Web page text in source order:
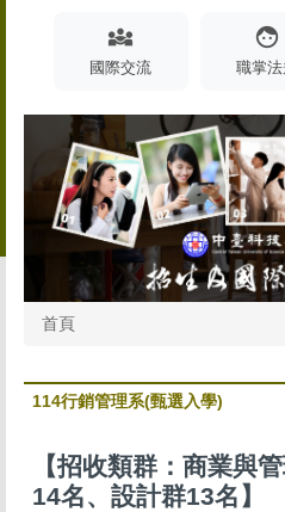
diversity_3
國際交流
face
職掌
首頁
114行銷管理系(甄選入學)
【招收類群：商業與
14名、設計群13名】